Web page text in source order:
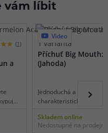
vám líbit
(1)
a
Video
1 varianta
Příchuť Big Mouth:
(Jahoda)
Jednoduchá a
charakteristickým
kde je každý kout
zralých jahod s lehce
Skladem online
Nedostupné na